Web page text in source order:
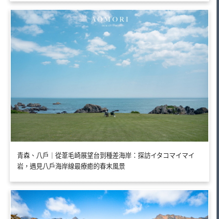
青森、八戶｜從葦毛崎展望台到種差海岸：探訪イタコマイマイ
岩，遇見八戶海岸線最療癒的春末風景